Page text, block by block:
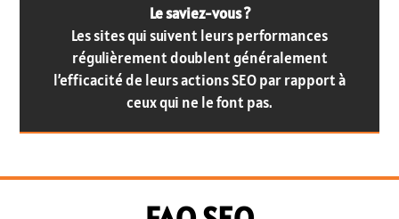
Le saviez-vous ?
Les sites qui suivent leurs performances
régulièrement doublent généralement
l’efficacité de leurs actions SEO par rapport à
ceux qui ne le font pas.